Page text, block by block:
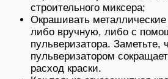
строительного миксера;
Окрашивать
либо вручную, либо с
пульверизатора. Заметьте,
пульверизатором
расход краски.